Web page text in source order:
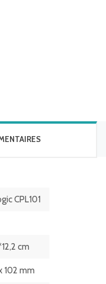
CPL101
cm
102 mm